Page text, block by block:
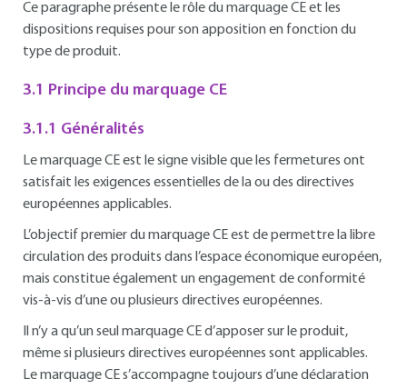
Ce paragraphe présente le rôle du marquage CE et les
dispositions requises pour son apposition en fonction du
type de produit.
3.1 Principe du marquage CE
3.1.1 Généralités
Le marquage CE est le signe visible que les fermetures ont
satisfait les exigences essentielles de la ou des directives
européennes applicables.
L’objectif premier du marquage CE est de permettre la libre
circulation des produits dans l’espace économique européen,
mais constitue également un engagement de conformité
vis-à-vis d’une ou plusieurs directives européennes.
Il n’y a qu’un seul marquage CE d’apposer sur le produit,
même si plusieurs directives européennes sont applicables.
Le marquage CE s’accompagne toujours d’une déclaration